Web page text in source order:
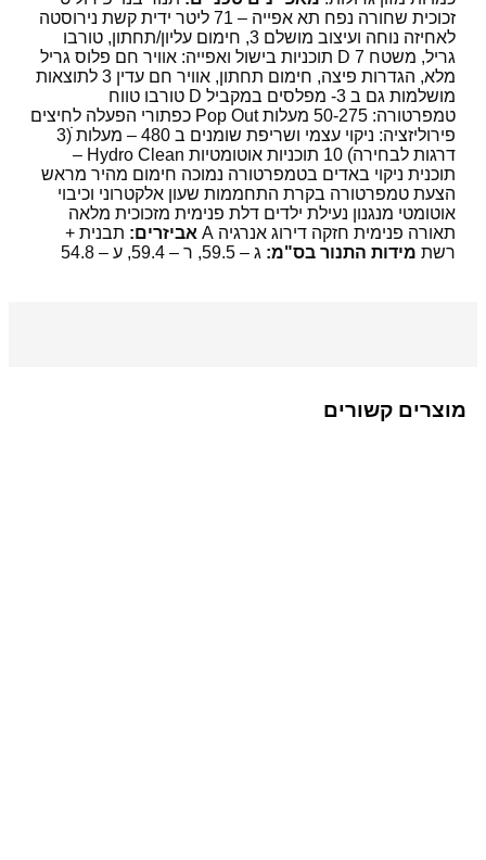
זכוכית שחורה נפח תא אפייה – 71 ליטר ידית קשת נירוסטה
לאחיזה נוחה ועיצוב מושלם 3, חימום עליון/תחתון, טורבו
גריל, משטח D 7 תוכניות בישול ואפייה: אוויר חם פלוס גריל
מלא, הגדרות פיצה, חימום תחתון, אוויר חם עדין 3 לתוצאות
מושלמות גם ב 3- מפלסים במקביל D טורבו טווח
טמפרטורה: 50-275 מעלות Pop Out כפתורי הפעלה לחיצים
פירוליזציה: ניקוי עצמי ושריפת שומנים ב 480 – מעלות ׁׁ(3
דרגות לבחירהׂ) 10 תוכניות אוטומטיות Hydro Clean –
תוכנית ניקוי באדים בטמפרטורה נמוכה חימום מהיר מראש
הצעת טמפרטורה בקרת התחממות שעון אלקטרוני וכיבוי
אוטומטי מנגנון נעילת ילדים דלת פנימית מזכוכית מלאה
תאורה פנימית חזקה דירוג אנרגיה A
אביזרים: תבנית +
רשת מידות התנור בס"מ: ג – 59.5, ר – 59.4, ע – 54.8
מוצרים קשורים